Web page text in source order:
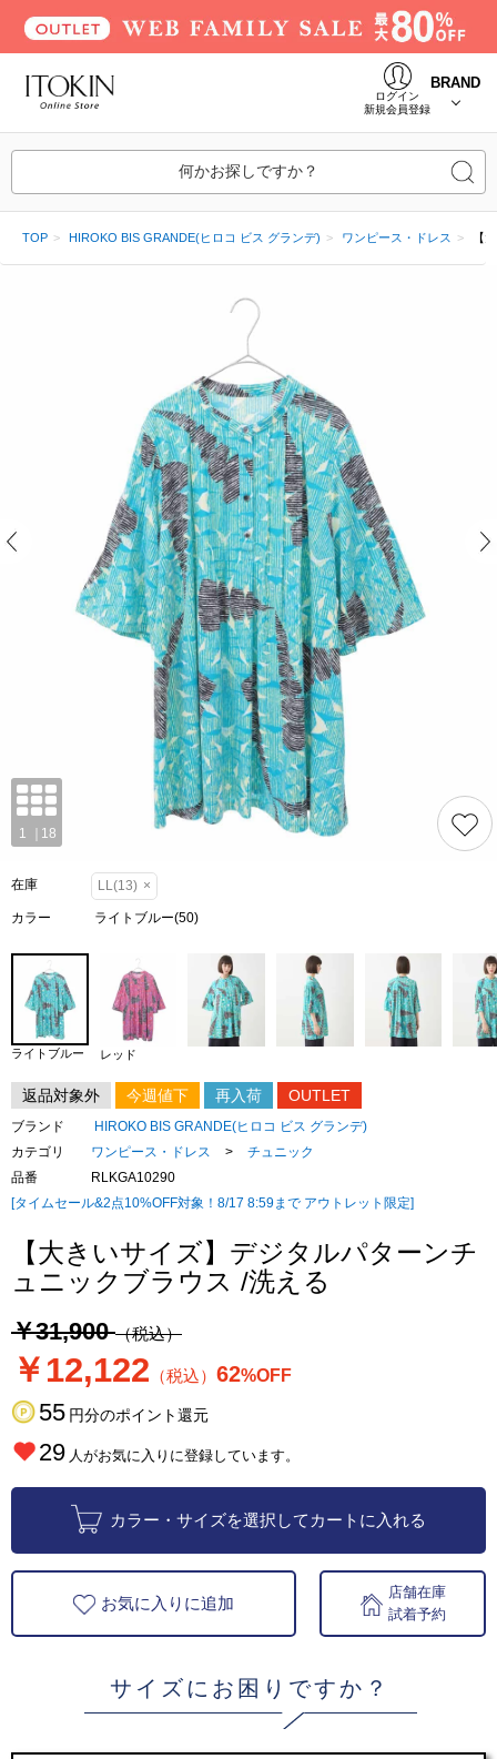
ログイン
新規会員登録
BRAND
何かお探しですか？
TOP HIROKO BIS GRANDE(ヒロコ ビス グランデ) ワンピース・ドレス 【
在庫 LL(13) ×
カラー ライトブルー(50)
ライトブルー レッド
返品対象外 今週値下 再入荷 OUTLET
ブランド
HIROKO BIS GRANDE(ヒロコ ビス グランデ)
カテゴリ
ワンピース・ドレス >
チュニック
品番
RLKGA10290
[タイムセール&2点10%OFF対象！8/17 8:59まで アウトレット限定]
【大きいサイズ】デジタルパターンチ
ュニックブラウス /洗える
￥31,900（税込）
￥12,122 （税込） 62%OFF
55 円分のポイント還元
29 人がお気に入りに登録しています。
カラー・サイズを選択してカートに入れる
お気に入りに追加
店舗在庫
試着予約
サイズにお困りですか？